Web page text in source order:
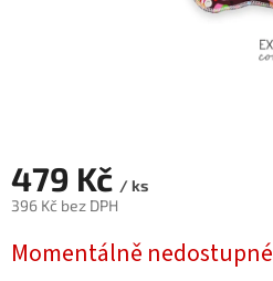
479 Kč / ks
396 Kč bez DPH
cena:
Momentálně nedostupné